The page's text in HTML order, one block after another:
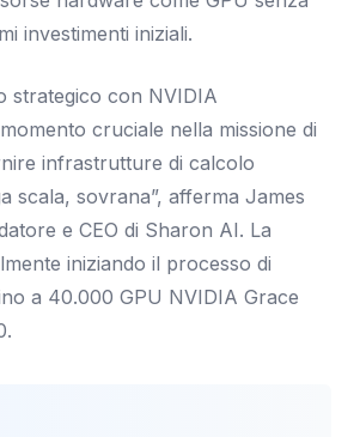
investimenti iniziali.
strategico con NVIDIA
cruciale nella missione di
infrastrutture di calcolo
scala, sovrana”, afferma James
e CEO di Sharon AI. La
iniziando il processo di
a 40.000 GPU NVIDIA Grace